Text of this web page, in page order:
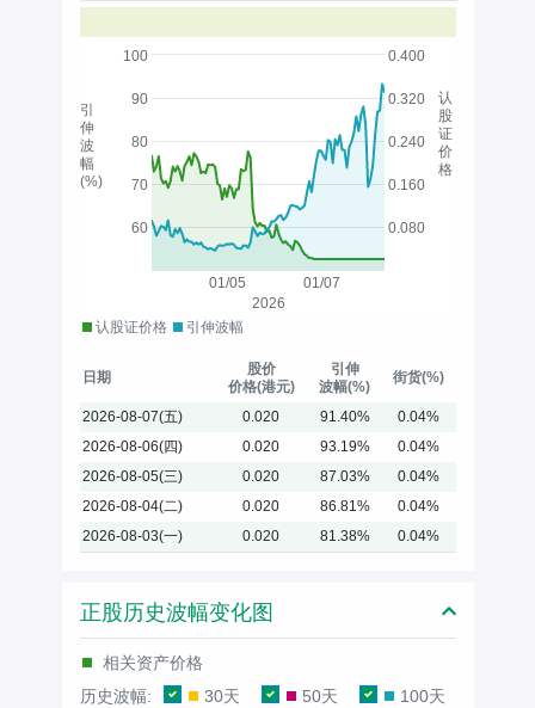
01/05 01/07
60
70
80
90
100
0.080
0.160
0.240
0.320
0.400
2026
引
伸
波
幅
(%)
认
股
证
价
格
认股证价格 引伸波幅
日期
股价
价格(港元)
引伸
波幅(%)
街货(%)
2026-08-07(五) 0.020 91.40%
0.04%
2026-08-06(四)
0.020 93.19%
0.04%
2026-08-05(三)
0.020 87.03%
0.04%
2026-08-04(二)
0.020 86.81%
0.04%
2026-08-03(一)
0.020 81.38% 0.04%
正股历史波幅变化图
相关资产价格
历史波幅:
30天 50天 100天